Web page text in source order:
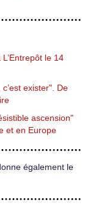
le 14
exister". De
ascension"
et en Europe
également le